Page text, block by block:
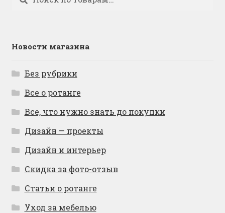
Новости магазина
Без рубрики
Все о ротанге
Все, что нужно знать до покупки
Дизайн — проекты
Дизайн и интерьер
Скидка за фото-отзыв
Статьи о ротанге
Уход за мебелью